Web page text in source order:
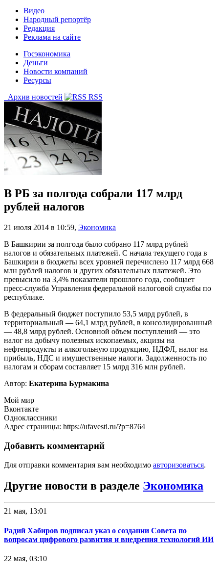
Видео
Народный репортёр
Редакция
Реклама на сайте
Госэкономика
Деньги
Новости компаний
Ресурсы
Архив новостей
RSS
В РБ за полгода собрали 117 млрд
рублей налогов
21 июля 2014 в 10:59, Экономика
В Башкирии за полгода было собрано 117 млрд рублей
налогов и обязательных платежей. С начала текущего года в
Башкирии в бюджеты всех уровней перечислено 117 млрд 668
млн рублей налогов и других обязательных платежей. Это
превысило на 3,4% показатели прошлого года, сообщает
пресс-служба Управления федеральной налоговой службы по
республике.
В федеральный бюджет поступило 53,5 млрд рублей, в
территориальный — 64,1 млрд рублей, в консолидированный
— 48,8 млрд рублей. Основной объем поступлений — это
налог на добычу полезных ископаемых, акцизы на
нефтепродукты и алкогольную продукцию, НДФЛ, налог на
прибыль, НДС и имущественные налоги. Задолженность по
налогам и сборам составляет 15 млрд 316 млн рублей.
Автор: Екатерина Бурмакина
Мой мир
Вконтакте
Одноклассники
Адрес страницы: https://ufavesti.ru/?p=8764
Добавить комментарий
Для отправки комментария вам необходимо авторизоваться.
Другие новости в разделе Экономика
21 мая, 13:01
Радий Хабиров подписал указ о создании Совета по
вопросам цифрового развития и внедрения технологий ИИ
22 мая, 03:10